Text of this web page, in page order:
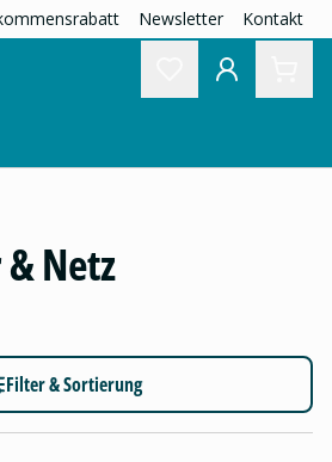
Newsletter Kontakt
Netz
Filter & Sortierung